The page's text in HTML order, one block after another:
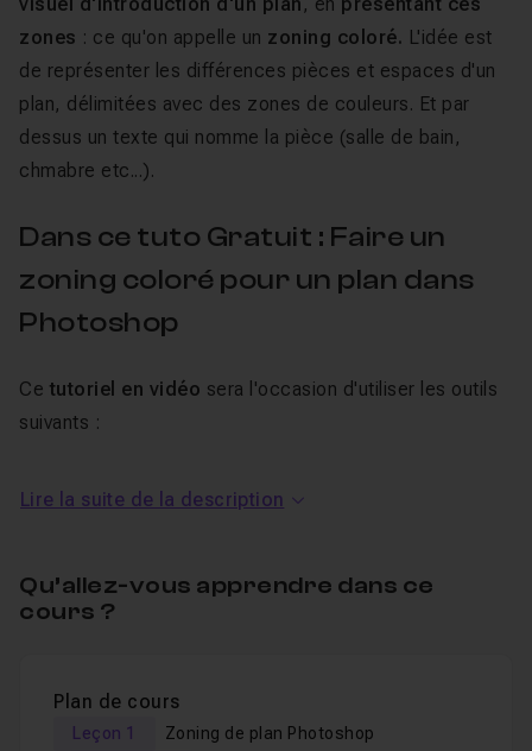
zones : ce qu'on appelle un zoning coloré. L'idée est
de représenter les différences pièces et espaces d'un
plan, délimitées avec des zones de couleurs. Et par
dessus un texte qui nomme la pièce (salle de bain,
chmabre etc...).
Dans ce tuto Gratuit : Faire un
zoning coloré pour un plan dans
Photoshop
Ce tutoriel en vidéo sera l'occasion d'utiliser les outils
suivants :
L'opacité des calques.
des textures à un plan, je propose un autre
vous montrer comment faire.
Lire la suite de la description
Qu’allez-vous apprendre dans ce
cours ?
Plan de cours
Leçon 1 Zoning de plan Photoshop